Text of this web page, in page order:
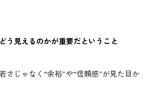
う見えるのかが重要だということ
さじゃなく“余裕”や“信頼感”が見た目か